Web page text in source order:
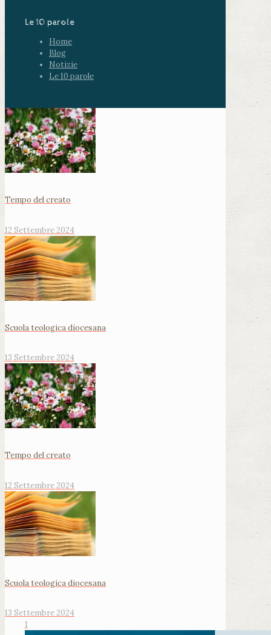
Le 10 parole
Home
Blog
Notizie
Le 10 parole
Tempo del creato
12 Settembre 2024
Scuola teologica diocesana
13 Settembre 2024
Tempo del creato
12 Settembre 2024
Scuola teologica diocesana
13 Settembre 2024
1